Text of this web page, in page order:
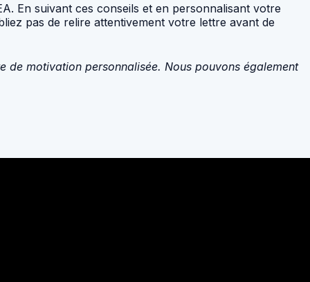
En suivant ces conseils et en personnalisant votre
pas de relire attentivement votre lettre avant de
motivation personnalisée. Nous pouvons également